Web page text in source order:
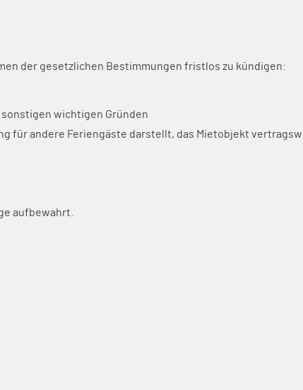
der gesetzlichen Bestimmungen fristlos zu kündigen:
sonstigen wichtigen Gründen
für andere Feriengäste darstellt, das Mietobjekt
aufbewahrt.